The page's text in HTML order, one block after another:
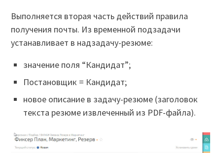
Выполняется вторая часть действий правила
получения почты. Из временной подзадачи
устанавливает в надзадачу-резюме:
значение поля “Кандидат”;
Постановщик = Кандидат;
новое описание в задачу-резюме (заголовок
текста резюме извлеченный из PDF-файла).